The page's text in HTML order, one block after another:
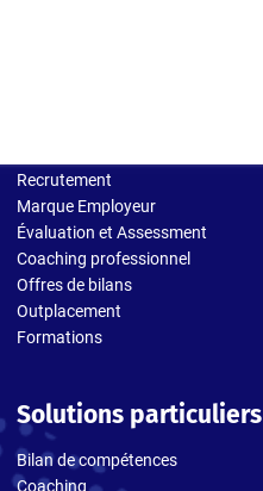
Recrutement
Marque Employeur
Évaluation et Assessment
Coaching professionnel
Offres de bilans
Outplacement
Formations
Solutions particuliers
Bilan de compétences
Coaching